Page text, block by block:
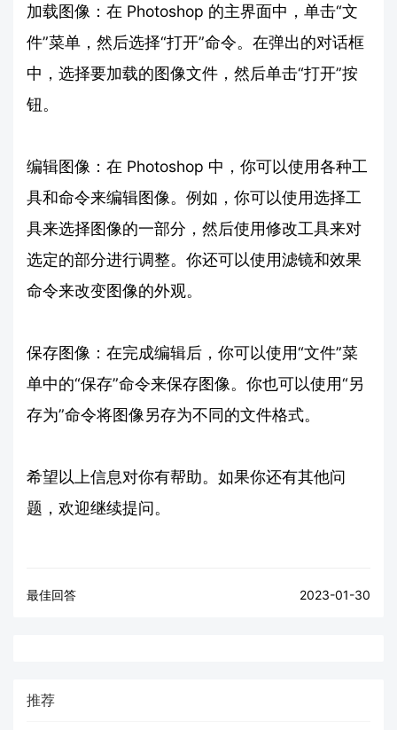
加载图像：在 Photoshop 的主界面中，单击“文
件”菜单，然后选择“打开”命令。在弹出的对话框
中，选择要加载的图像文件，然后单击“打开”按
钮。
编辑图像：在 Photoshop 中，你可以使用各种工
具和命令来编辑图像。例如，你可以使用选择工
具来选择图像的一部分，然后使用修改工具来对
选定的部分进行调整。你还可以使用滤镜和效果
命令来改变图像的外观。
保存图像：在完成编辑后，你可以使用“文件”菜
单中的“保存”命令来保存图像。你也可以使用“另
存为”命令将图像另存为不同的文件格式。
希望以上信息对你有帮助。如果你还有其他问
题，欢迎继续提问。
最佳回答 2023-01-30
推荐